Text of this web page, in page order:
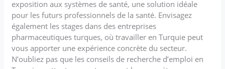
exposition aux systèmes de santé, une solution idéale
pour les futurs professionnels de la santé. Envisagez
également les stages dans des entreprises
pharmaceutiques turques, où travailler en Turquie peut
vous apporter une expérience concrète du secteur.
N’oubliez pas que les conseils de recherche d’emploi en